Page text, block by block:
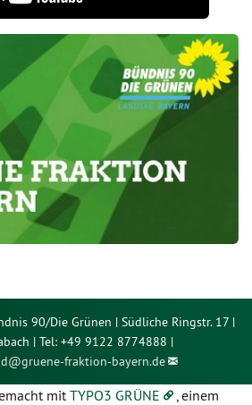
90/Die Grünen | Südliche Ringstr. 17 |
| Tel: +49 9122 8774888 |
gruene-fraktion-bayern.de
mitTYPO3 GRÜNE , einem